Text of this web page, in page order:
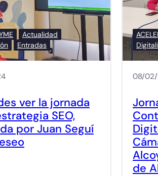
Actualidad
Entradas
ver la jornada
SEO,
por Juan Seguí
08/
de